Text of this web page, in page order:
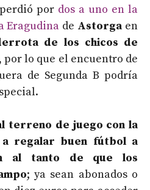
por dos a uno en la
Eragudina de Astorga en
de los chicos de
por lo que el encuentro de
de Segunda B podría
terreno de juego con la
regalar buen fútbol a
al tanto de que los
; ya sean abonados o